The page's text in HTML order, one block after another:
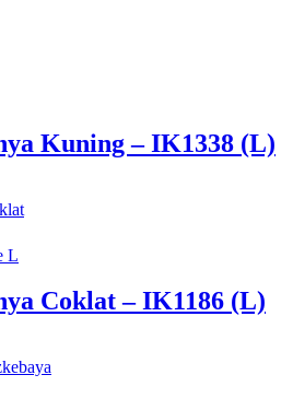
Kuning – IK1338 (L)
L
Coklat – IK1186 (L)